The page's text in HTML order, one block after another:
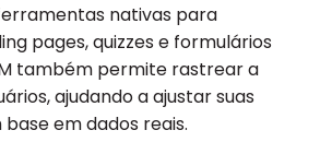
nativas para
pages, quizzes e formulários
também permite rastrear a
ajudando a ajustar suas
em dados reais.